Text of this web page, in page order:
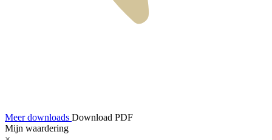
Meer downloads Download PDF
Mijn waardering